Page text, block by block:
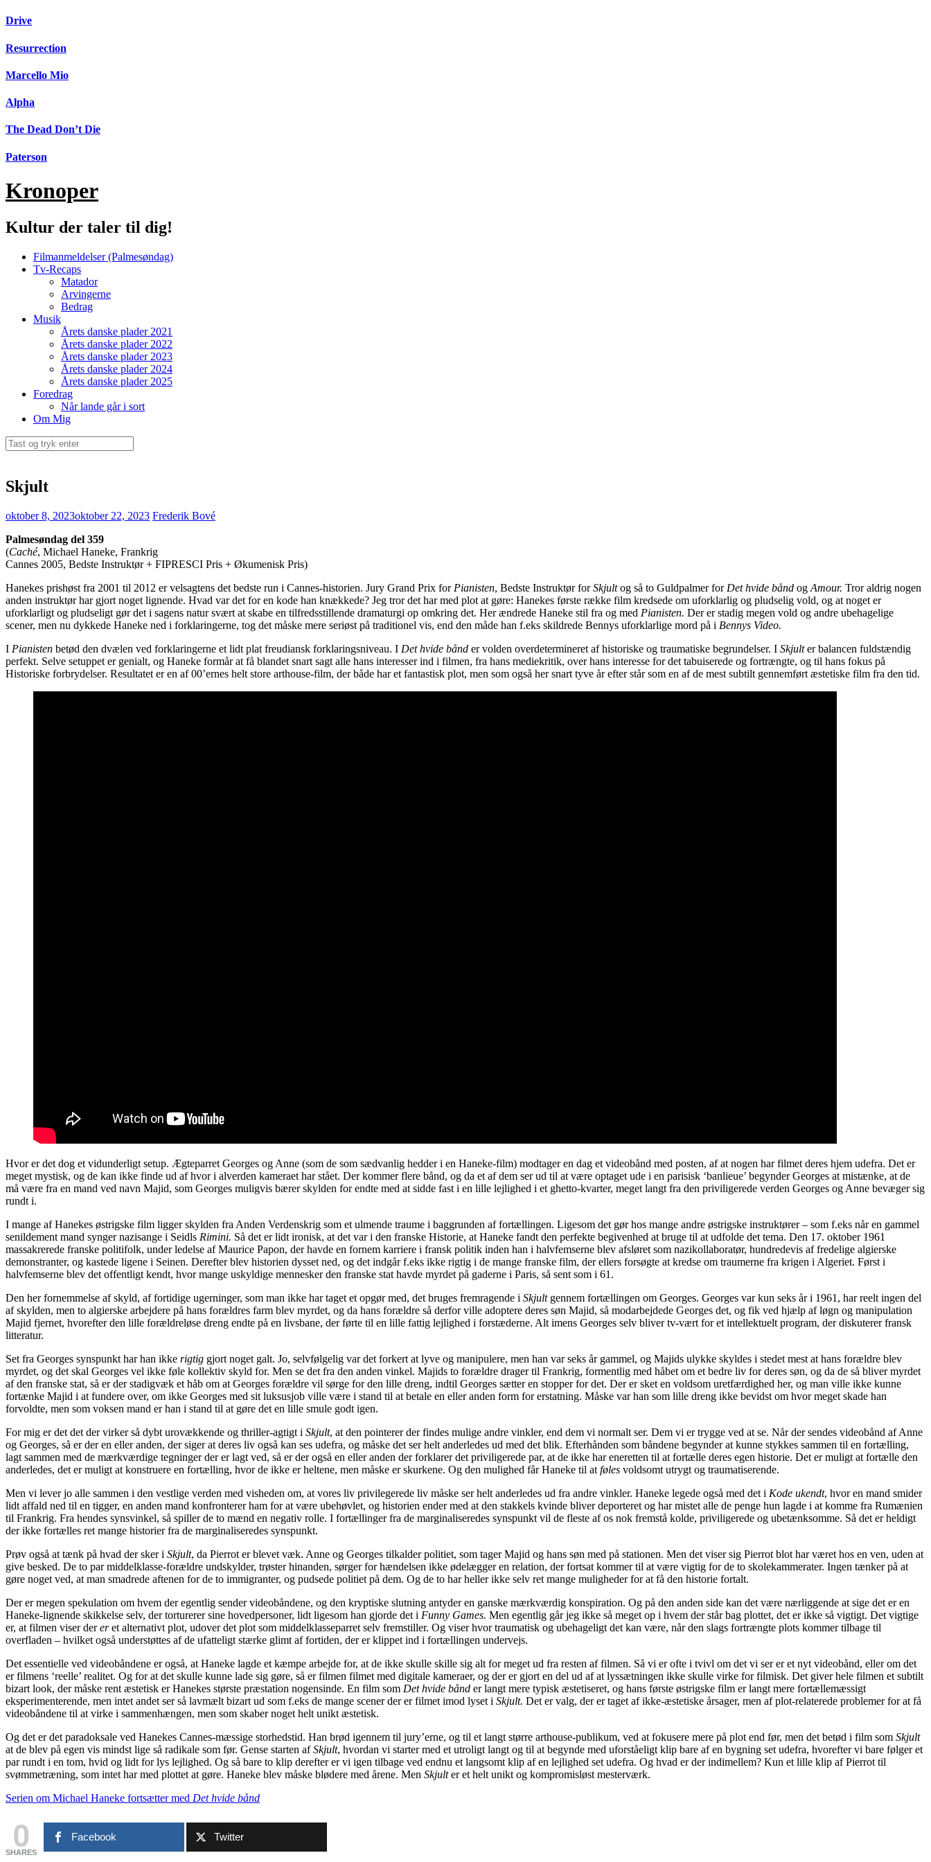
Videre
indhold
Drive
Resurrection
Marcello Mio
Alpha
The Dead Don’t Die
Paterson
Kronoper
Kultur der taler til dig!
Filmanmeldelser (Palmesøndag)
Tv-Recaps
Matador
Arvingerne
Bedrag
Musik
Årets danske plader 2021
Årets danske plader 2022
Årets danske plader 2023
Årets danske plader 2024
Årets danske plader 2025
Foredrag
Når lande går i sort
Om Mig
Søg
efter:
Skjult
oktober 8, 2023oktober 22, 2023 Frederik Bové
Palmesøndag del 359
(Caché, Michael Haneke, Frankrig
Cannes 2005, Bedste Instruktør + FIPRESCI Pris + Økumenisk Pris)
Hanekes prishøst fra 2001 til 2012 er velsagtens det bedste run i Cannes-historien. Jury Grand Prix for Pianisten, Bedste Instruktør forSkjultog så to Guldpalmer for Det hvide bånd og Amour. Tror aldrig nogen
anden instruktør har gjort noget lignende. Hvad var det for en kode han knækkede? Jeg tror det har med plot at gøre: Hanekes første række film kredsede om uforklarlig og pludselig vold, og at noget er
uforklarligt og pludseligt gør det i sagens natur svært at skabe en tilfredsstillende dramaturgi op omkring det. Her ændrede Haneke stil fra og med Pianisten. Der er stadig megen vold og andre ubehagelige
scener, men nu dykkede Haneke ned i forklaringerne, tog det måske mere seriøst på traditionel vis, end den måde han f.eks skildrede Bennys uforklarlige mord på i Bennys Video.
I Pianisten betød den dvælen ved forklaringerne et lidt plat freudiansk forklaringsniveau. I Det hvide bånd er volden overdetermineret af historiske og traumatiske begrundelser. I Skjulter balancen fuldstændig
perfekt. Selve setuppet er genialt, og Haneke formår at få blandet snart sagt alle hans interesser ind i filmen, fra hans mediekritik, over hans interesse for det tabuiserede og fortrængte, og til hans fokus på
Historiske forbrydelser. Resultatet er en af 00’ernes helt store arthouse-film, der både har et fantastisk plot, men som også her snart tyve år efter står som en af de mest subtilt gennemført æstetiske film fra den tid.
Hvor er det dog et vidunderligt setup. Ægteparret Georges og Anne (som de som sædvanlig hedder i en Haneke-film) modtager en dag et videobånd med posten, af at nogen har filmet deres hjem udefra. Det er
meget mystisk, og de kan ikke finde ud af hvor i alverden kameraet har stået. Der kommer flere bånd, og da et af dem ser ud til at være optaget ude i en parisisk ‘banlieue’ begynder Georges at mistænke, at de
må være fra en mand ved navn Majid, som Georges muligvis bærer skylden for endte med at sidde fast i en lille lejlighed i et ghetto-kvarter, meget langt fra den priviligerede verden Georges og Anne bevæger sig
rundt i.
I mange af Hanekes østrigske film ligger skylden fra Anden Verdenskrig som et ulmende traume i baggrunden af fortællingen. Ligesom det gør hos mange andre østrigske instruktører – som f.eks når en gammel
senildement mand synger nazisange i Seidls Rimini. Så det er lidt ironisk, at det var i den franske Historie, at Haneke fandt den perfekte begivenhed at bruge til at udfolde det tema. Den 17. oktober 1961
massakrerede franske politifolk, under ledelse af Maurice Papon, der havde en fornem karriere i fransk politik inden han i halvfemserne blev afsløret som nazikollaboratør, hundredevis af fredelige algierske
demonstranter, og kastede ligene i Seinen. Derefter blev historien dysset ned, og det indgår f.eks ikke rigtig i de mange franske film, der ellers forsøgte at kredse om traumerne fra krigen i Algeriet. Først i
halvfemserne blev det offentligt kendt, hvor mange uskyldige mennesker den franske stat havde myrdet på gaderne i Paris, så sent som i 61.
Den her fornemmelse af skyld, af fortidige ugerninger, som man ikke har taget et opgør med, det bruges fremragende i Skjult gennem fortællingen om Georges. Georges var kun seks år i 1961, har reelt ingen del
af skylden, men to algierske arbejdere på hans forældres farm blev myrdet, og da hans forældre så derfor ville adoptere deres søn Majid, så modarbejdede Georges det, og fik ved hjælp af løgn og manipulation
Majid fjernet, hvorefter den lille forældreløse dreng endte på en livsbane, der førte til en lille fattig lejlighed i forstæderne. Alt imens Georges selv bliver tv-vært for et intellektuelt program, der diskuterer fransk
litteratur.
Set fra Georges synspunkt har han ikke rigtig gjort noget galt. Jo, selvfølgelig var det forkert at lyve og manipulere, men han var seks år gammel, og Majids ulykke skyldes i stedet mest at hans forældre blev
myrdet, og det skal Georges vel ikke føle kollektiv skyld for. Men se det fra den anden vinkel. Majids to forældre drager til Frankrig, formentlig med håbet om et bedre liv for deres søn, og da de så bliver myrdet
af den franske stat, så er der stadigvæk et håb om at Georges forældre vil sørge for den lille dreng, indtil Georges sætter en stopper for det. Der er sket en voldsom uretfærdighed her, og man ville ikke kunne
fortænke Majid i at fundere over, om ikke Georges med sit luksusjob ville være i stand til at betale en eller anden form for erstatning. Måske var han som lille dreng ikke bevidst om hvor meget skade han
forvoldte, men som voksen mand er han i stand til at gøre det en lille smule godt igen.
For mig er det det der virker så dybt urovækkende og thriller-agtigt i Skjult, at den pointerer der findes mulige andre vinkler, end dem vi normalt ser. Dem vi er trygge ved at se. Når der sendes videobånd af Anne
og Georges, så er der en eller anden, der siger at deres liv også kan ses udefra, og måske det ser helt anderledes ud med det blik. Efterhånden som båndene begynder at kunne stykkes sammen til en fortælling,
lagt sammen med de mærkværdige tegninger der er lagt ved, så er der også en eller anden der forklarer det priviligerede par, at de ikke har eneretten til at fortælle deres egen historie. Det er muligt at fortælle den
anderledes, det er muligt at konstruere en fortælling, hvor de ikke er heltene, men måske er skurkene. Og den mulighed får Haneke til at føles voldsomt utrygt og traumatiserende.
Men vi lever jo alle sammen i den vestlige verden med visheden om, at vores liv privilegerede liv måske ser helt anderledes ud fra andre vinkler. Haneke legede også med det i Kode ukendt, hvor en mand smider
lidt affald ned til en tigger, en anden mand konfronterer ham for at være ubehøvlet, og historien ender med at den stakkels kvinde bliver deporteret og har mistet alle de penge hun lagde i at komme fra Rumænien
til Frankrig. Fra hendes synsvinkel, så spiller de to mænd en negativ rolle. I fortællinger fra de marginaliseredes synspunkt vil de fleste af os nok fremstå kolde, priviligerede og ubetænksomme. Så det er heldigt
der ikke fortælles ret mange historier fra de marginaliseredes synspunkt.
Prøv også at tænk på hvad der sker i Skjult, da Pierrot er blevet væk. Anne og Georges tilkalder politiet, som tager Majid og hans søn med på stationen. Men det viser sig Pierrot blot har været hos en ven, uden at
give besked. De to par middelklasse-forældre undskylder, trøster hinanden, sørger for hændelsen ikke ødelægger en relation, der fortsat kommer til at være vigtig for de to skolekammerater. Ingen tænker på at
gøre noget ved, at man smadrede aftenen for de to immigranter, og pudsede politiet på dem. Og de to har heller ikke selv ret mange muligheder for at få den historie fortalt.
Der er megen spekulation om hvem der egentlig sender videobåndene, og den kryptiske slutning antyder en ganske mærkværdig konspiration. Og på den anden side kan det være nærliggende at sige det er en
Haneke-lignende skikkelse selv, der torturerer sine hovedpersoner, lidt ligesom han gjorde det i Funny Games. Men egentlig går jeg ikke så meget op i hvem der står bag plottet, det er ikke så vigtigt. Det vigtige
er, at filmen viser dereret alternativt plot, udover det plot som middelklasseparret selv fremstiller. Og viser hvor traumatisk og ubehageligt det kan være, når den slags fortrængte plots kommer tilbage til
overfladen – hvilket også understøttes af de ufatteligt stærke glimt af fortiden, der er klippet ind i fortællingen undervejs.
Det essentielle ved videobåndene er også, at Haneke lagde et kæmpe arbejde for, at de ikke skulle skille sig alt for meget ud fra resten af filmen. Så vi er ofte i tvivl om det vi ser er et nyt videobånd, eller om det
er filmens ‘reelle’ realitet. Og for at det skulle kunne lade sig gøre, så er filmen filmet med digitale kameraer, og der er gjort en del ud af at lyssætningen ikke skulle virke for filmisk. Det giver hele filmen et subtilt
bizart look, der måske rent æstetisk er Hanekes største præstation nogensinde. En film som Det hvide bånd er langt mere typisk æstetiseret, og hans første østrigske film er langt mere fortællemæssigt
eksperimenterende, men intet andet ser så lavmælt bizart ud som f.eks de mange scener der er filmet imod lyset i Skjult. Det er valg, der er taget af ikke-æstetiske årsager, men af plot-relaterede problemer for at få
videobåndene til at virke i sammenhængen, men som skaber noget helt unikt æstetisk.
Og det er det paradoksale ved Hanekes Cannes-mæssige storhedstid. Han brød igennem til jury’erne, og til et langt større arthouse-publikum, ved at fokusere mere på plot end før, men det betød i film som Skjult
at de blev på egen vis mindst lige så radikale som før. Gense starten afSkjult, hvordan vi starter med et utroligt langt og til at begynde med uforståeligt klip bare af en bygning set udefra, hvorefter vi bare følger et
par rundt i en tom, hvid og lidt for lys lejlighed. Og så bare to klip derefter er vi igen tilbage ved endnu et langsomt klip af en lejlighed set udefra. Og hvad er der indimellem? Kun et lille klip af Pierrot til
svømmetræning, som intet har med plottet at gøre. Haneke blev måske blødere med årene. Men Skjulter et helt unikt og kompromisløst mesterværk.
Serien om Michael Haneke fortsætter med Det hvide bånd
0
SHARES
Facebook Twitter